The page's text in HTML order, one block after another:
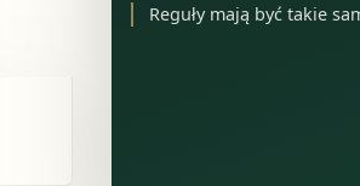
Reguły mają być takie